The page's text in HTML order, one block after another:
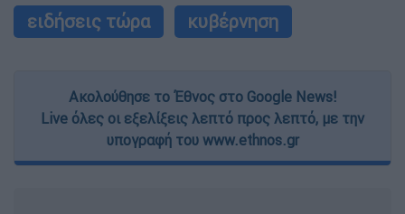
ειδήσεις τώρα
κυβέρνηση
Ακολούθησε το Έθνος στο Google News!
Live όλες οι εξελίξεις λεπτό προς λεπτό, με την
υπογραφή του www.ethnos.gr